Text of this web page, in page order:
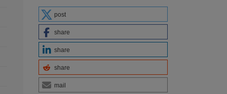
post
share
share
share
mail